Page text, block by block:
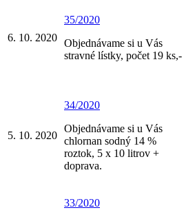
6. 10. 2020
35/2020
Objednávame si u Vás
stravné lístky, počet 19 ks,-
5. 10. 2020
34/2020
Objednávame si u Vás
chlornan sodný 14 %
roztok, 5 x 10 litrov +
doprava.
33/2020